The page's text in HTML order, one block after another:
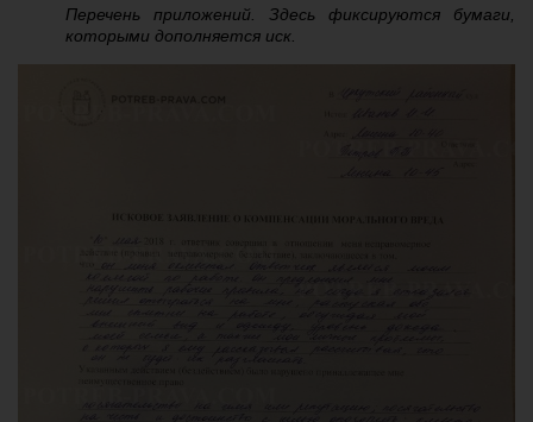
Перечень приложений. Здесь фиксируются бумаги,
которыми дополняется иск.